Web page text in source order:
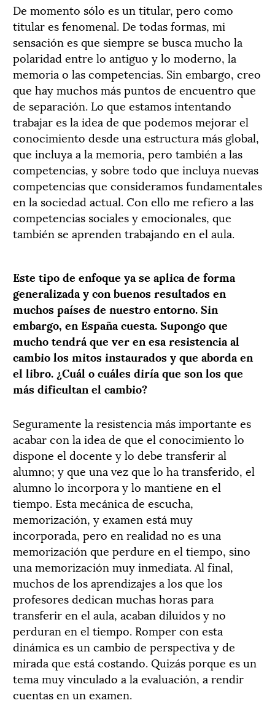
De momento sólo es un titular, pero como
titular es fenomenal. De todas formas, mi
sensación es que siempre se busca mucho la
polaridad entre lo antiguo y lo moderno, la
memoria o las competencias. Sin embargo, creo
que hay muchos más puntos de encuentro que
de separación. Lo que estamos intentando
trabajar es la idea de que podemos mejorar el
conocimiento desde una estructura más global,
que incluya a la memoria, pero también a las
competencias, y sobre todo que incluya nuevas
competencias que consideramos fundamentales
en la sociedad actual. Con ello me refiero a las
competencias sociales y emocionales, que
también se aprenden trabajando en el aula.
Este tipo de enfoque ya se aplica de forma
generalizada y con buenos resultados en
muchos países de nuestro entorno. Sin
embargo, en España cuesta. Supongo que
mucho tendrá que ver en esa resistencia al
cambio los mitos instaurados y que aborda en
el libro. ¿Cuál o cuáles diría que son los que
más dificultan el cambio?
Seguramente la resistencia más importante es
acabar con la idea de que el conocimiento lo
dispone el docente y lo debe transferir al
alumno; y que una vez que lo ha transferido, el
alumno lo incorpora y lo mantiene en el
tiempo. Esta mecánica de escucha,
memorización, y examen está muy
incorporada, pero en realidad no es una
memorización que perdure en el tiempo, sino
una memorización muy inmediata. Al final,
muchos de los aprendizajes a los que los
profesores dedican muchas horas para
transferir en el aula, acaban diluidos y no
perduran en el tiempo. Romper con esta
dinámica es un cambio de perspectiva y de
mirada que está costando. Quizás porque es un
tema muy vinculado a la evaluación, a rendir
cuentas en un examen.